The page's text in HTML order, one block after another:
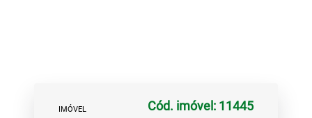
IMÓVEL Cód. imóvel: 11445